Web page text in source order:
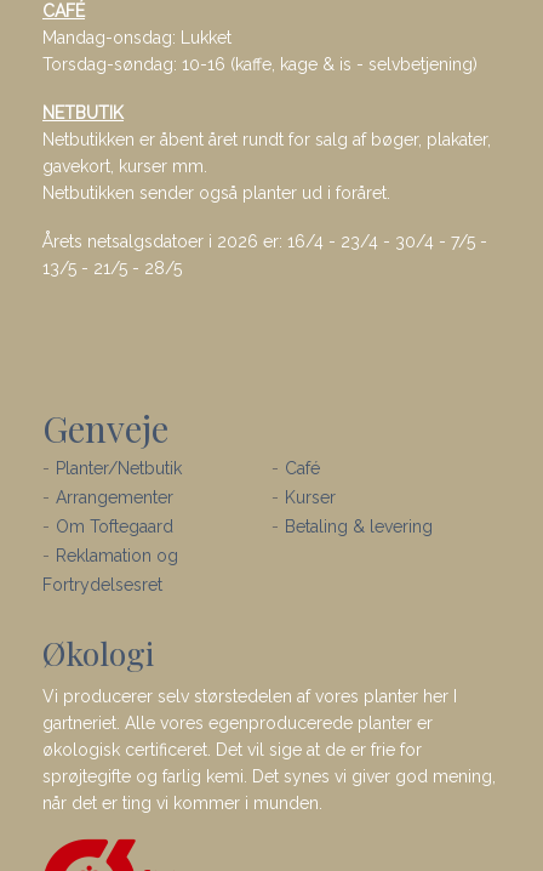
CAFÉ
Mandag-onsdag: Lukket
Torsdag-søndag: 10-16 (kaffe, kage & is - selvbetjening)
NETBUTIK
Netbutikken er åbent året rundt for salg af bøger, plakater,
gavekort, kurser mm.
Netbutikken sender også planter ud i foråret.
Årets netsalgsdatoer i 2026 er: 16/4 - 23/4 - 30/4 - 7/5 -
13/5 - 21/5 - 28/5
Genveje
Planter/Netbutik
Café
Arrangementer
Kurser
Om Toftegaard
Betaling & levering
Reklamation og
Fortrydelsesret
Økologi
Vi producerer selv størstedelen af vores planter her I
gartneriet. Alle vores egenproducerede planter er
økologisk certificeret. Det vil sige at de er frie for
sprøjtegifte og farlig kemi. Det synes vi giver god mening,
når det er ting vi kommer i munden.